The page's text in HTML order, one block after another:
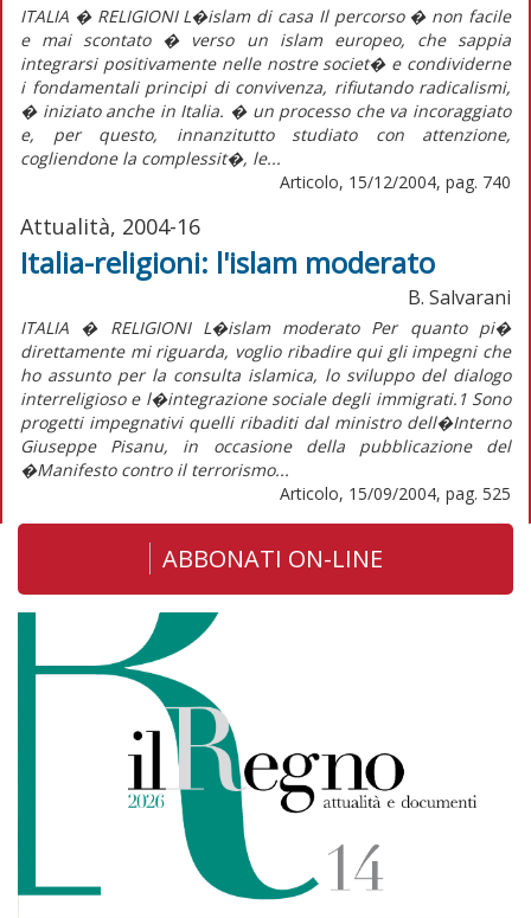
ITALIA � RELIGIONI L�islam di casa Il percorso � non facile
e mai scontato � verso un islam europeo, che sappia
integrarsi positivamente nelle nostre societ� e condividerne
i fondamentali principi di convivenza, rifiutando radicalismi,
� iniziato anche in Italia. � un processo che va incoraggiato
e, per questo, innanzitutto studiato con attenzione,
cogliendone la complessit�, le...
Articolo, 15/12/2004, pag. 740
Attualità, 2004-16
Italia-religioni: l'islam moderato
B. Salvarani
ITALIA � RELIGIONI L�islam moderato Per quanto pi�
direttamente mi riguarda, voglio ribadire qui gli impegni che
ho assunto per la consulta islamica, lo sviluppo del dialogo
interreligioso e l�integrazione sociale degli immigrati.1 Sono
progetti impegnativi quelli ribaditi dal ministro dell�Interno
Giuseppe Pisanu, in occasione della pubblicazione del
�Manifesto contro il terrorismo...
Articolo, 15/09/2004, pag. 525
ABBONATI ON-LINE